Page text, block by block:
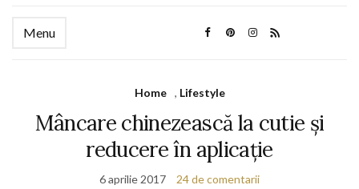
Menu
Home , Lifestyle
Mâncare chinezească la cutie și
reducere în aplicație
6 aprilie 2017 24 de comentarii